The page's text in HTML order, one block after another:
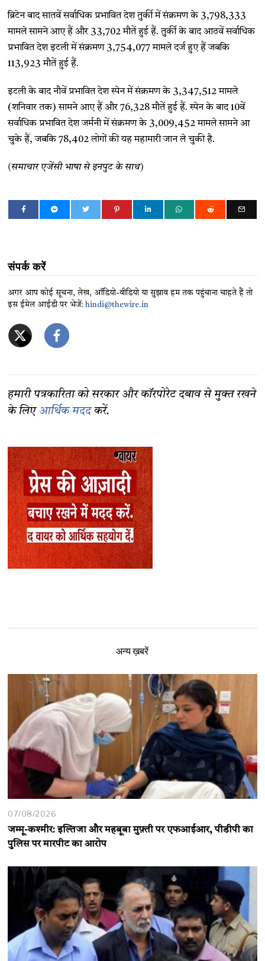
ब्रिटेन बाद सातवें सर्वाधिक प्रभावित देश तुर्की में संक्रमण के 3,798,333
मामले सामने आए हैं और 33,702 मौतें हुई हैं. तुर्की के बाद आठवें सर्वाधिक
प्रभावित देश इटली में संक्रमण 3,754,077 मामले दर्ज हुए हैं जबकि
113,923 मौतें हुई हैं.
इटली के बाद नौवें प्रभावित देश स्पेन में संक्रमण के 3,347,512 मामले
(शनिवार तक) सामने आए हैं और 76,328 मौतें हुई हैं. स्पेन के बाद 10वें
सर्वाधिक प्रभावित देश जर्मनी में संक्रमण के 3,009,452 मामले सामने आ
चुके हैं, जबकि 78,402 लोगों की यह महामारी जान ले चुकी है.
(समाचार एजेंसी भाषा से इनपुट के साथ)
संपर्क करें
अगर आप कोई सूचना, लेख, ऑडियो-वीडियो या सुझाव हम तक पहुंचाना चाहते हैं तो
इस ईमेल आईडी पर भेजें:hindi@thewire.in
हमारी पत्रकारिता को सरकार और कॉरपोरेट दबाव से मुक्त रखने
के लिए आर्थिक मददकरें.
अन्य ख़बरें
07/08/2026
जम्मू-कश्मीर: इल्तिजा और महबूबा मुफ़्ती पर एफआईआर, पीडीपी का
पुलिस पर मारपीट का आरोप